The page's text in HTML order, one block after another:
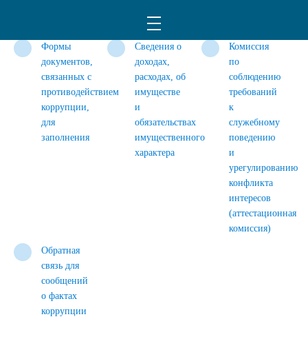
Формы
документов,
связанных с
противодействием
коррупции,
для
заполнения
Сведения о
доходах,
расходах, об
имуществе
и
обязательствах
имущественного
характера
Комиссия
по
соблюдению
требований
к
служебному
поведению
и
урегулированию
конфликта
интересов
(аттестационная
комиссия)
Обратная
связь для
сообщений
о фактах
коррупции